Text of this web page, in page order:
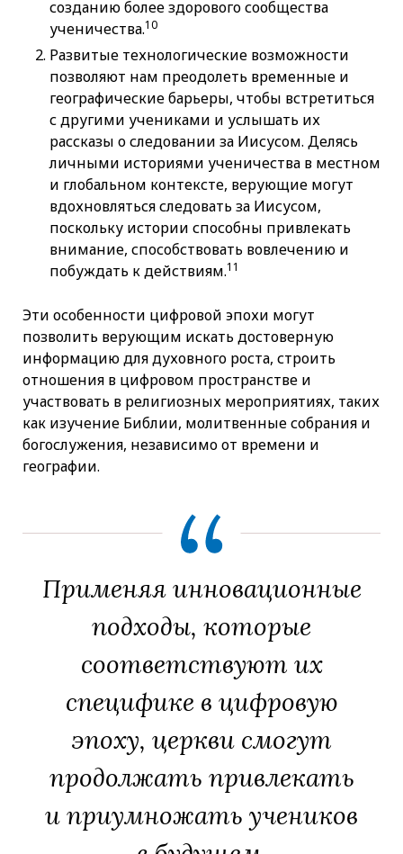
созданию более здорового сообщества
ученичества.10
Развитые технологические возможности
позволяют нам преодолеть временные и
географические барьеры, чтобы встретиться
с другими учениками и услышать их
рассказы о следовании за Иисусом. Делясь
личными историями ученичества в местном
и глобальном контексте, верующие могут
вдохновляться следовать за Иисусом,
поскольку истории способны привлекать
внимание, способствовать вовлечению и
побуждать к действиям.11
Эти особенности цифровой эпохи могут
позволить верующим искать достоверную
информацию для духовного роста, строить
отношения в цифровом пространстве и
участвовать в религиозных мероприятиях, таких
как изучение Библии, молитвенные собрания и
богослужения, независимо от времени и
географии.
Применяя инновационные
подходы, которые
соответствуют их
специфике в цифровую
эпоху, церкви смогут
продолжать привлекать
и приумножать учеников